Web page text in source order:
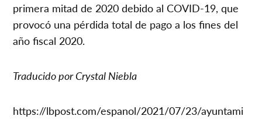
primera mitad de 2020 debido al COVID-19, que
provocó una pérdida total de pago a los fines del
año fiscal 2020.
Traducido por Crystal Niebla
https://lbpost.com/espanol/2021/07/23/ayuntami